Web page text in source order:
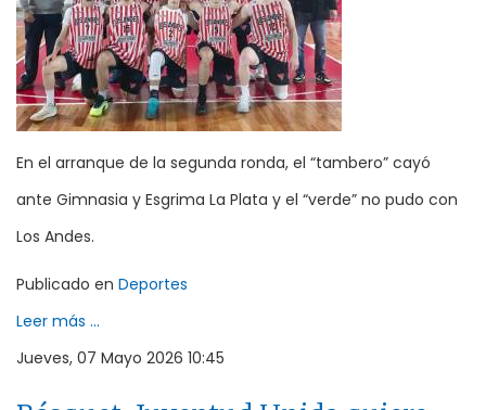
En el arranque de la segunda ronda, el “tambero” cayó
ante Gimnasia y Esgrima La Plata y el “verde” no pudo con
Los Andes.
Publicado en Deportes
Leer más ...
Jueves, 07 Mayo 2026 10:45